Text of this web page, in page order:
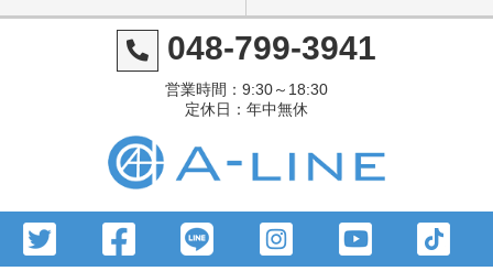
048-799-3941
営業時間：9:30～18:30
定休日：年中無休